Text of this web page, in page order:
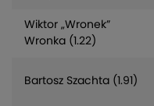
Wiktor „Wronek”
Wronka (1.22)
Bartosz Szachta (1.91)